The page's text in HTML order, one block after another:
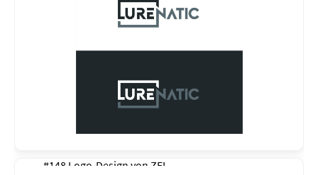
#148 Logo-Design von ZEL